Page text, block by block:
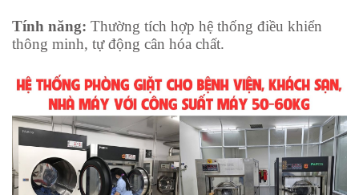
Tính năng: Thường tích hợp hệ thống điều khiển
thông minh, tự động cân hóa chất.